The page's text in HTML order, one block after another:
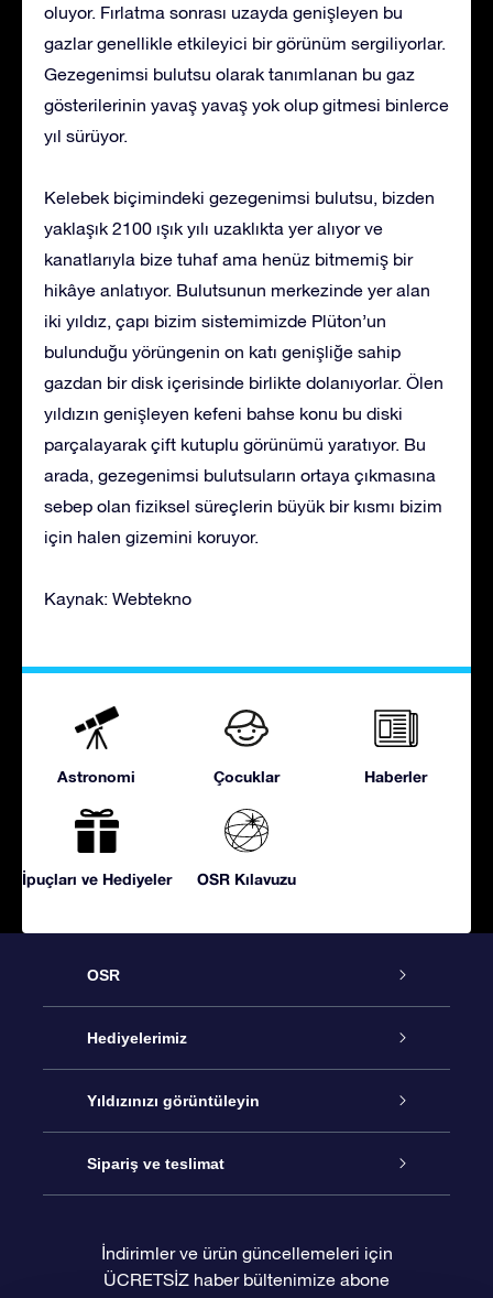
oluyor. Fırlatma sonrası uzayda genişleyen bu
gazlar genellikle etkileyici bir görünüm sergiliyorlar.
Gezegenimsi bulutsu olarak tanımlanan bu gaz
gösterilerinin yavaş yavaş yok olup gitmesi binlerce
yıl sürüyor.
Kelebek biçimindeki gezegenimsi bulutsu, bizden
yaklaşık 2100 ışık yılı uzaklıkta yer alıyor ve
kanatlarıyla bize tuhaf ama henüz bitmemiş bir
hikâye anlatıyor. Bulutsunun merkezinde yer alan
iki yıldız, çapı bizim sistemimizde Plüton’un
bulunduğu yörüngenin on katı genişliğe sahip
gazdan bir disk içerisinde birlikte dolanıyorlar. Ölen
yıldızın genişleyen kefeni bahse konu bu diski
parçalayarak çift kutuplu görünümü yaratıyor. Bu
arada, gezegenimsi bulutsuların ortaya çıkmasına
sebep olan fiziksel süreçlerin büyük bir kısmı bizim
için halen gizemini koruyor.
Kaynak: Webtekno
Astronomi Çocuklar Haberler
İpuçları ve Hediyeler OSR Kılavuzu
OSR
Hizmet
İletişim
Blogu
Değerlendirmeler
Hediyelerimiz
Çevrimiçi Yıldız Hediyesi
OSR Hediye Paketi
OSR Hediye Kartı
Yıldızınızı görüntüleyin
Star Register
Kişiselleştirilmiş Yıldız Sayfası
Sipariş ve teslimat
Ödeme bilgileri
İndirimler ve ürün güncellemeleri için
ÜCRETSİZ haber bültenimize abone